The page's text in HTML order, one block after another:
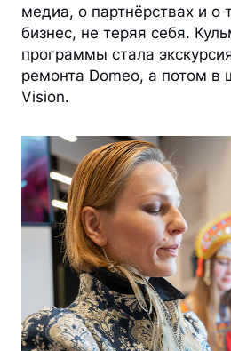
медиа, о партнёрствах и о
бизнес, не теряя себя.
программы стала
ремонта Domeo, а потом в
Vision.